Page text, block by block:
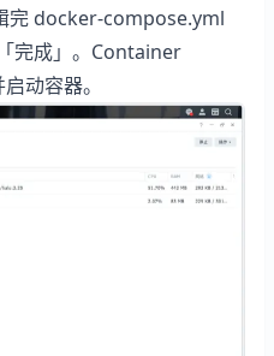
完 docker-compose.yml
完成」。Container
动容器。